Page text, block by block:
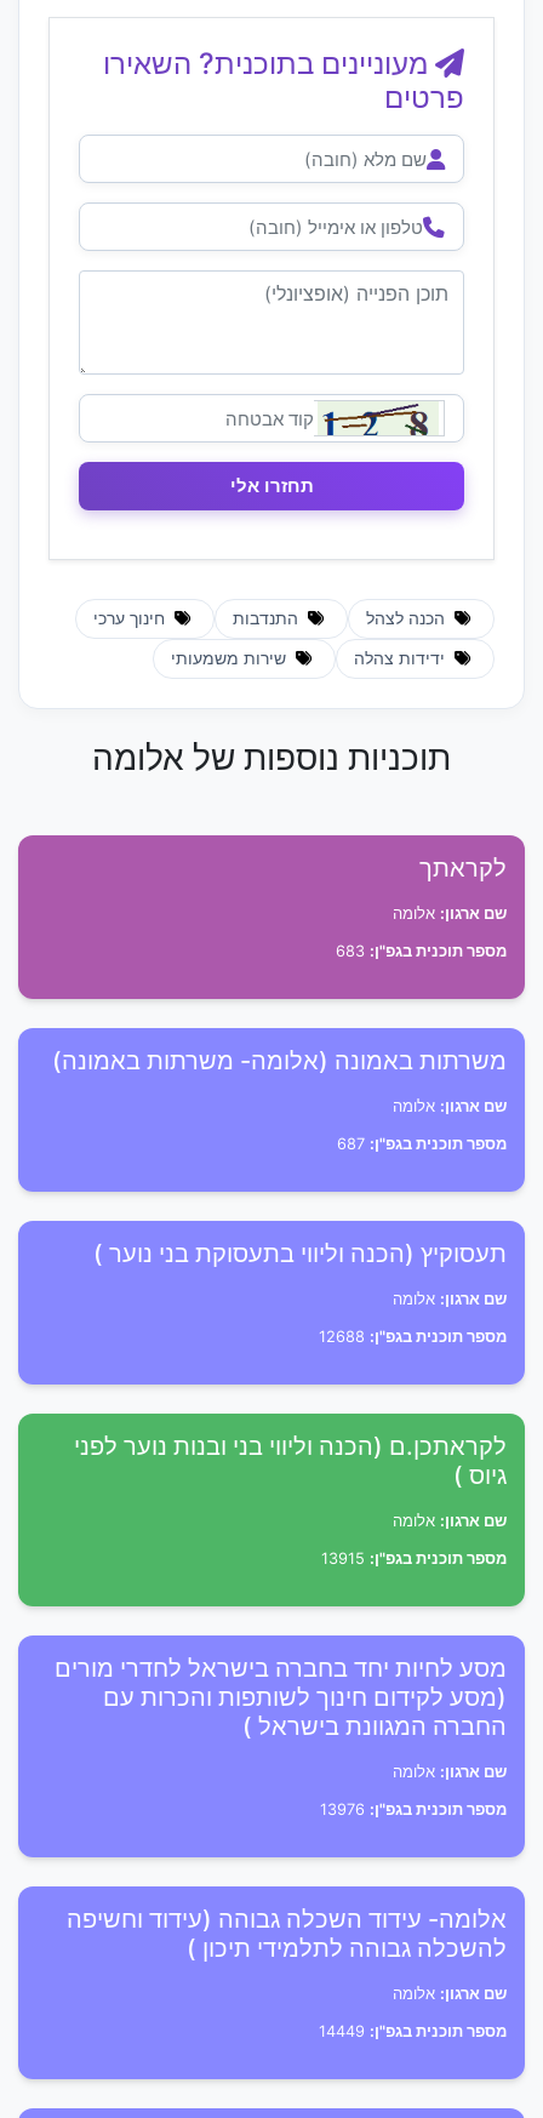
מעוניינים בתוכנית? השאירו
פרטים
הכנה לצהל התנדבות חינוך ערכי
ידידות צהלה שירות משמעותי
תוכניות נוספות של אלומה
לקראתך
שם ארגון: אלומה
מספר תוכנית בגפ"ן:
משרתות באמונה (אלומה- משרתות באמונה)
שם ארגון: אלומה
מספר תוכנית בגפ"ן:
תעסוקיץ (הכנה וליווי בתעסוקת בני נוער )
שם ארגון: אלומה
מספר תוכנית בגפ"ן:
לקראתכן.ם (הכנה וליווי בני ובנות נוער לפני
גיוס )
שם ארגון: אלומה
מספר תוכנית בגפ"ן:
מסע לחיות יחד בחברה בישראל לחדרי מורים
(מסע לקידום חינוך לשותפות והכרות עם
החברה המגוונת בישראל )
שם ארגון: אלומה
מספר תוכנית בגפ"ן:
אלומה- עידוד השכלה גבוהה (עידוד וחשיפה
להשכלה גבוהה לתלמידי תיכון )
שם ארגון: אלומה
מספר תוכנית בגפ"ן: